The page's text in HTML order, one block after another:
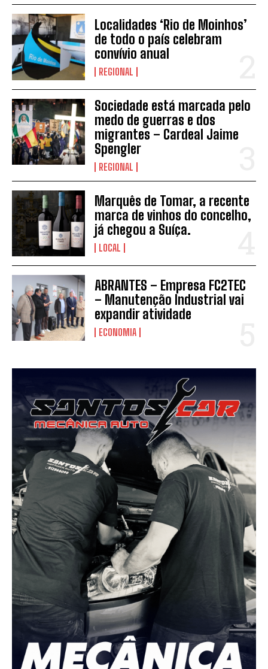
INSCREVER
Localidades ‘Rio de Moinhos’
de todo o país celebram
convívio anual
REGIONAL
Sociedade está marcada pelo
medo de guerras e dos
migrantes – Cardeal Jaime
Spengler
REGIONAL
Marquês de Tomar, a recente
marca de vinhos do concelho,
já chegou a Suíça.
LOCAL
ABRANTES – Empresa FC2TEC
– Manutenção Industrial vai
expandir atividade
ECONOMIA